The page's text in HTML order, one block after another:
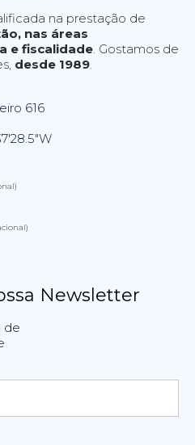
na prestação de
nas áreas
e fiscalidade . Gostamos de
desde 1989
616
Newsletter
de